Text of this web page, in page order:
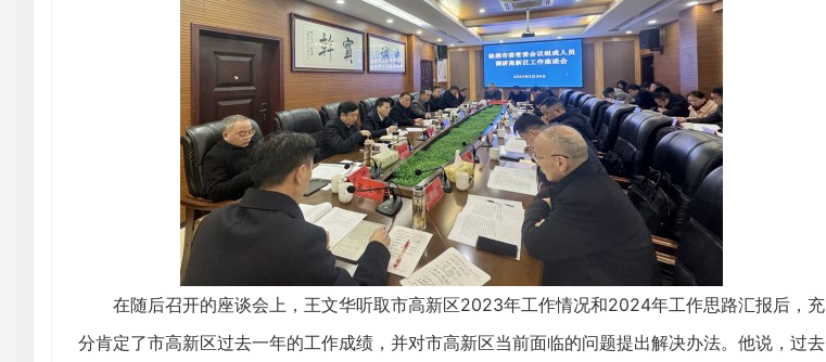
在随后召开的座谈会上，王文华听取市高新区2023年工作情况和2024年工作思路汇报后，充
分肯定了市高新区过去一年的工作成绩，并对市高新区当前面临的问题提出解决办法。他说，过去